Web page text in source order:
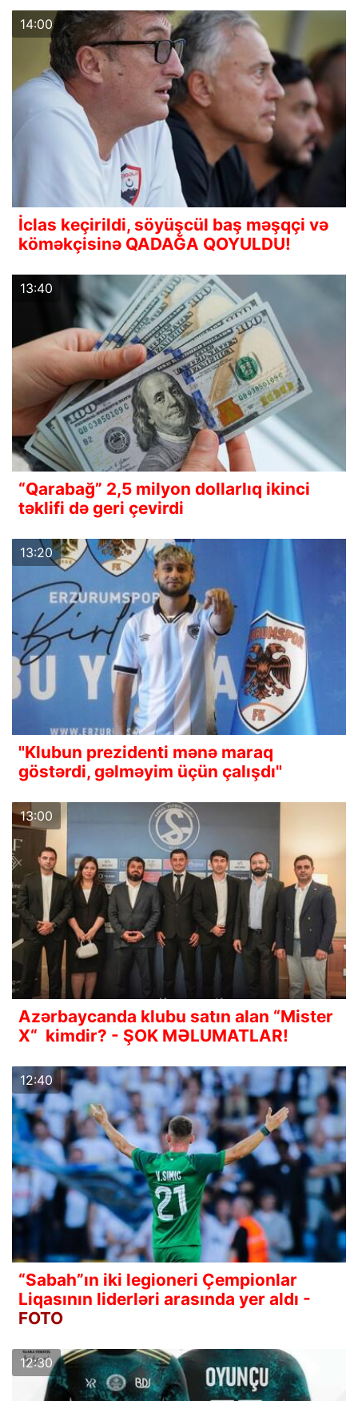
14:00
İclas keçirildi, söyüşcül baş məşqçi və
köməkçisinə QADAĞA QOYULDU!
13:40
“Qarabağ” 2,5 milyon dollarlıq ikinci
təklifi də geri çevirdi
13:20
"Klubun prezidenti mənə maraq
göstərdi, gəlməyim üçün çalışdı"
13:00
Azərbaycanda klubu satın alan “Mister
X“ kimdir? - ŞOK MƏLUMATLAR!
12:40
“Sabah”ın iki legioneri Çempionlar
Liqasının liderləri arasında yer aldı -
FOTO
12:30